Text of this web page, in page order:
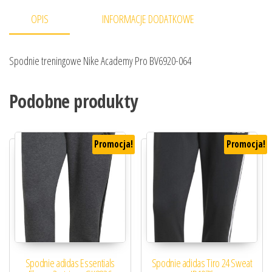
OPIS INFORMACJE DODATKOWE
Spodnie treningowe Nike Academy Pro BV6920-064
Podobne produkty
Promocja!
Spodnie adidas Essentials
Promocja!
Spodnie adidas Tiro 24 Sweat